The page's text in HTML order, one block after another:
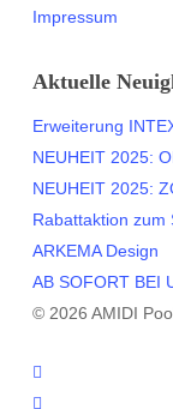
Impressum
Aktuelle
Erweiterung
NEUHEIT 2025:
NEUHEIT 2025:
Rabattaktion zum
ARKEMA Design
AB SOFORT BEI
© 2026 AMIDI
twitter
facebook